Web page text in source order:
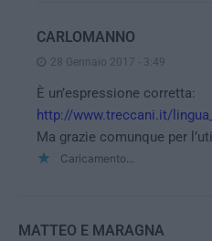
CARLOMANNO
28 Gennaio 2017 - 3:49
È un’espressione corretta:
http://www.treccani.it/
Ma grazie comunque per
Caricamento...
MATTEO E MARAGNA